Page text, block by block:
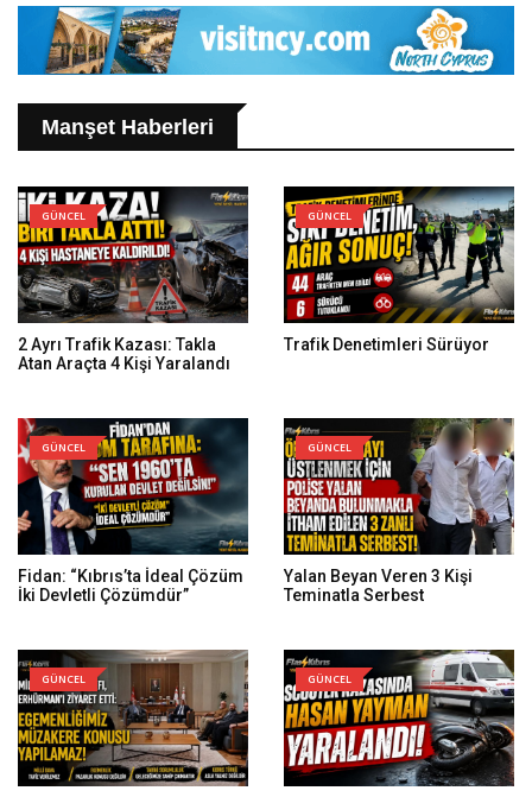
Manşet Haberleri
GÜNCEL
2 Ayrı Trafik Kazası: Takla
Atan Araçta 4 Kişi Yaralandı
GÜNCEL
Trafik Denetimleri Sürüyor
GÜNCEL
Fidan: “Kıbrıs’ta İdeal Çözüm
İki Devletli Çözümdür”
GÜNCEL
Yalan Beyan Veren 3 Kişi
Teminatla Serbest
GÜNCEL GÜNCEL